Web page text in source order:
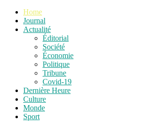
Home
Journal
Actualité
Éditorial
Société
Économie
Politique
Tribune
Covid-19
Dernière Heure
Culture
Monde
Sport